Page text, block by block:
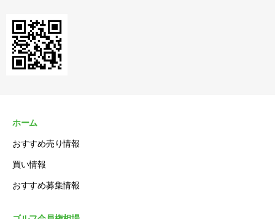
ホーム
おすすめ売り情報
買い情報
おすすめ募集情報